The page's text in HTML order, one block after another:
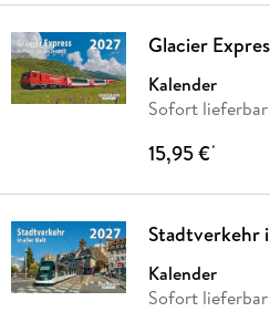
Glacier
Kalender
Sofort lieferbar
15,95 €*
Stadtverkehr
Kalender
Sofort lieferbar